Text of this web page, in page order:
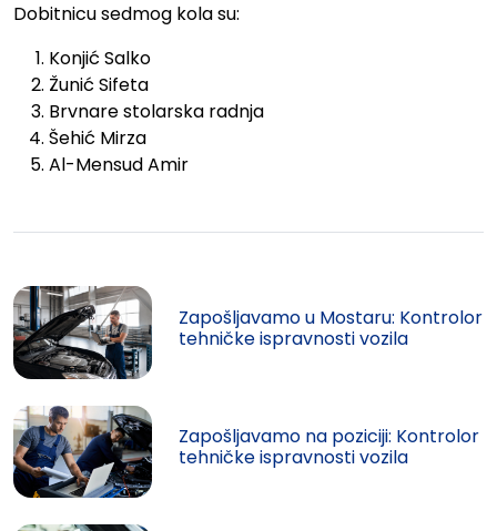
Dobitnicu sedmog kola su:
Konjić Salko
Žunić Sifeta
Brvnare stolarska radnja
Šehić Mirza
Al-Mensud Amir
Zapošljavamo u Mostaru: Kontrolor
tehničke ispravnosti vozila
Zapošljavamo na poziciji: Kontrolor
tehničke ispravnosti vozila